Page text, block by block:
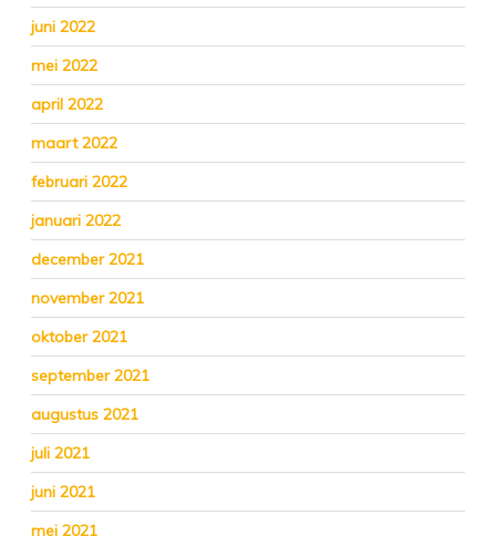
juni 2022
mei 2022
april 2022
maart 2022
februari 2022
januari 2022
december 2021
november 2021
oktober 2021
september 2021
augustus 2021
juli 2021
juni 2021
mei 2021